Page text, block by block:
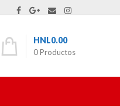
0Productos
HNL0.00